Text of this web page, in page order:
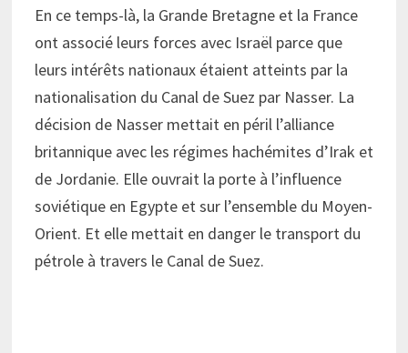
En ce temps-là, la Grande Bretagne et la France
ont associé leurs forces avec Israël parce que
leurs intérêts nationaux étaient atteints par la
nationalisation du Canal de Suez par Nasser. La
décision de Nasser mettait en péril l’alliance
britannique avec les régimes hachémites d’Irak et
de Jordanie. Elle ouvrait la porte à l’influence
soviétique en Egypte et sur l’ensemble du Moyen-
Orient. Et elle mettait en danger le transport du
pétrole à travers le Canal de Suez.